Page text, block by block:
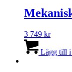
3 749 kr
Lägg till